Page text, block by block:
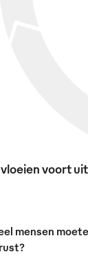
voort
mensen